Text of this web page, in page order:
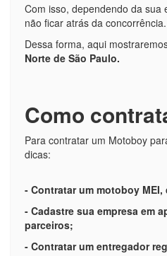
Com isso, dependendo da sua
não ficar atrás da concorrência.
Dessa forma, aqui
Norte de São Paulo.
Como
Para contratar um Motoboy
dicas:
- Contratar um motoboy
- Cadastre sua empresa em
parceiros;
- Contratar um entregador